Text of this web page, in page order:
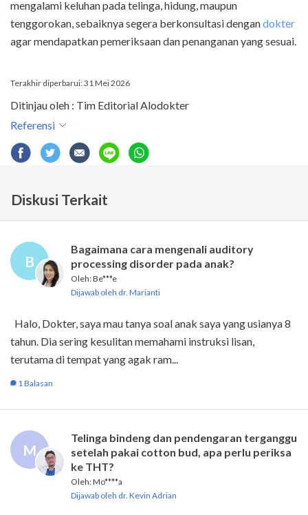
mengalami keluhan pada telinga, hidung, maupun
tenggorokan, sebaiknya segera berkonsultasi dengandokter
agar mendapatkan pemeriksaan dan penanganan yang sesuai.
Terakhir diperbarui: 31 Mei 2026